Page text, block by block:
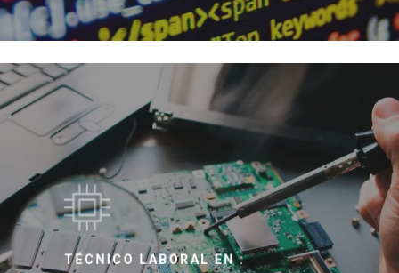
TÉCNICO LABORAL EN :